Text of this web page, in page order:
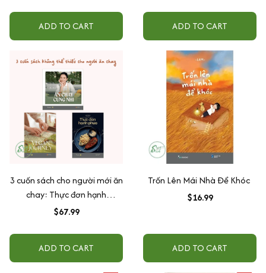
ADD TO CART ADD TO CART
3 cuốn sách cho người mới ăn
chay: Thực đơn hạnh
phúc/Vegan Journey/Ăn chay
$67.99
ADD TO CART
Trốn Lên Mái Nhà Để Khóc
$16.99
ADD TO CART